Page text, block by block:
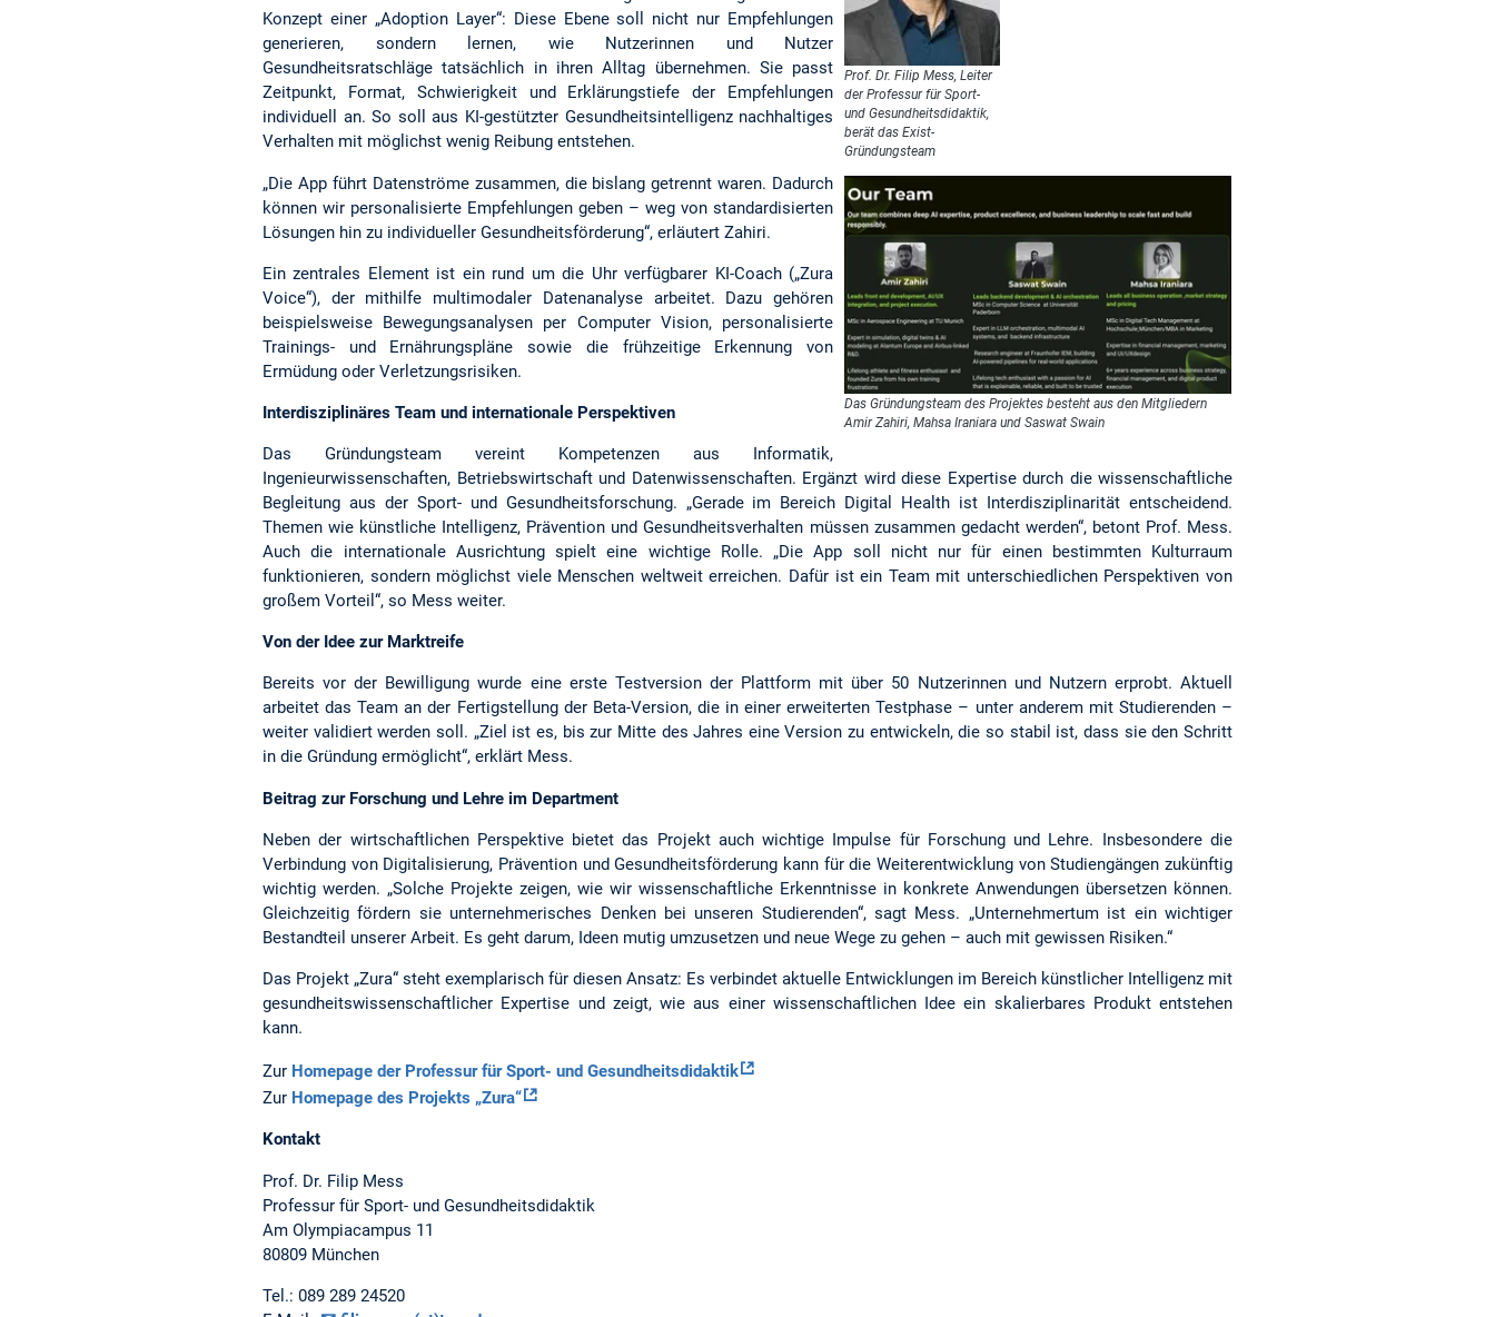
Prof. Dr. Filip Mess, Leiter
der Professur für Sport-
und Gesundheitsdidaktik,
berät das Exist-
Gründungsteam
Das Gründungsteam des Projektes besteht aus den Mitgliedern
Amir Zahiri, Mahsa Iraniara und Saswat Swain
Konzept einer „Adoption Layer“: Diese Ebene soll nicht nur Empfehlungen
generieren, sondern lernen, wie Nutzerinnen und Nutzer
Gesundheitsratschläge tatsächlich in ihren Alltag übernehmen. Sie passt
Zeitpunkt, Format, Schwierigkeit und Erklärungstiefe der Empfehlungen
individuell an. So soll aus KI-gestützter Gesundheitsintelligenz nachhaltiges
Verhalten mit möglichst wenig Reibung entstehen.
„Die App führt Datenströme zusammen, die bislang getrennt waren. Dadurch
können wir personalisierte Empfehlungen geben – weg von standardisierten
Lösungen hin zu individueller Gesundheitsförderung“, erläutert Zahiri.
Ein zentrales Element ist ein rund um die Uhr verfügbarer KI-Coach („Zura
Voice“), der mithilfe multimodaler Datenanalyse arbeitet. Dazu gehören
beispielsweise Bewegungsanalysen per Computer Vision, personalisierte
Trainings- und Ernährungspläne sowie die frühzeitige Erkennung von
Ermüdung oder Verletzungsrisiken.
Interdisziplinäres Team und internationale Perspektiven
Das Gründungsteam vereint Kompetenzen aus Informatik,
Ingenieurwissenschaften, Betriebswirtschaft und Datenwissenschaften. Ergänzt wird diese Expertise durch die wissenschaftliche
Begleitung aus der Sport- und Gesundheitsforschung. „Gerade im Bereich Digital Health ist Interdisziplinarität entscheidend.
Themen wie künstliche Intelligenz, Prävention und Gesundheitsverhalten müssen zusammen gedacht werden“, betont Prof. Mess.
Auch die internationale Ausrichtung spielt eine wichtige Rolle. „Die App soll nicht nur für einen bestimmten Kulturraum
funktionieren, sondern möglichst viele Menschen weltweit erreichen. Dafür ist ein Team mit unterschiedlichen Perspektiven von
großem Vorteil“, so Mess weiter.
Von der Idee zur Marktreife
Bereits vor der Bewilligung wurde eine erste Testversion der Plattform mit über 50 Nutzerinnen und Nutzern erprobt. Aktuell
arbeitet das Team an der Fertigstellung der Beta-Version, die in einer erweiterten Testphase – unter anderem mit Studierenden –
weiter validiert werden soll. „Ziel ist es, bis zur Mitte des Jahres eine Version zu entwickeln, die so stabil ist, dass sie den Schritt
in die Gründung ermöglicht“, erklärt Mess.
Beitrag zur Forschung und Lehre im Department
Neben der wirtschaftlichen Perspektive bietet das Projekt auch wichtige Impulse für Forschung und Lehre. Insbesondere die
Verbindung von Digitalisierung, Prävention und Gesundheitsförderung kann für die Weiterentwicklung von Studiengängen zukünftig
wichtig werden. „Solche Projekte zeigen, wie wir wissenschaftliche Erkenntnisse in konkrete Anwendungen übersetzen können.
Gleichzeitig fördern sie unternehmerisches Denken bei unseren Studierenden“, sagt Mess. „Unternehmertum ist ein wichtiger
Bestandteil unserer Arbeit. Es geht darum, Ideen mutig umzusetzen und neue Wege zu gehen – auch mit gewissen Risiken.“
Das Projekt „Zura“ steht exemplarisch für diesen Ansatz: Es verbindet aktuelle Entwicklungen im Bereich künstlicher Intelligenz mit
gesundheitswissenschaftlicher Expertise und zeigt, wie aus einer wissenschaftlichen Idee ein skalierbares Produkt entstehen
kann.
Zur Homepage der Professur für Sport- und Gesundheitsdidaktik
Zur Homepage des Projekts „Zura“
Kontakt
Prof. Dr. Filip Mess
Professur für Sport- und Gesundheitsdidaktik
Am Olympiacampus 11
80809 München
Tel.: 089 289 24520